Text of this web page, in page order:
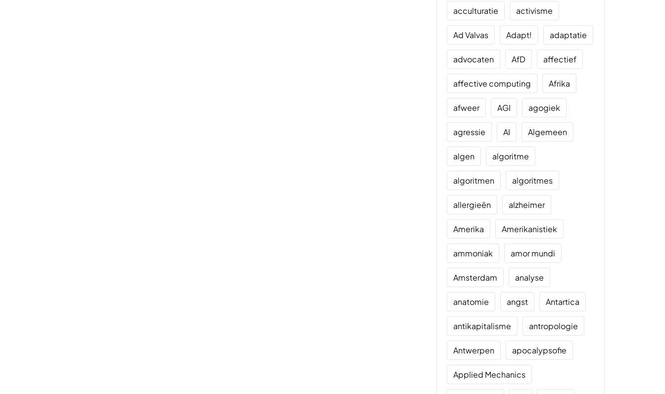
acculturatie activisme
Ad Valvas Adapt! adaptatie
advocaten AfD affectief
affective computing Afrika
afweer AGI agogiek
agressie AI Algemeen
algen algoritme
algoritmen algoritmes
allergieën alzheimer
Amerika Amerikanistiek
ammoniak amor mundi
Amsterdam analyse
anatomie angst Antartica
antikapitalisme antropologie
Antwerpen apocalypsofie
Applied Mechanics